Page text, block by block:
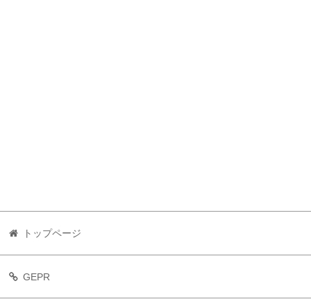
トップページ
GEPR